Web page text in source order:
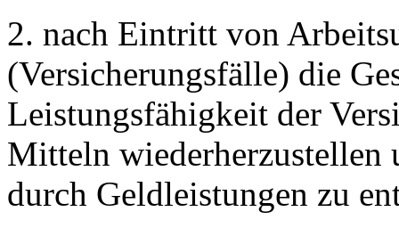
2. nach Eintritt von
(Versicherungsfälle) die
Leistungsfähigkeit der
Mitteln wiederherzustellen
durch Geldleistungen zu